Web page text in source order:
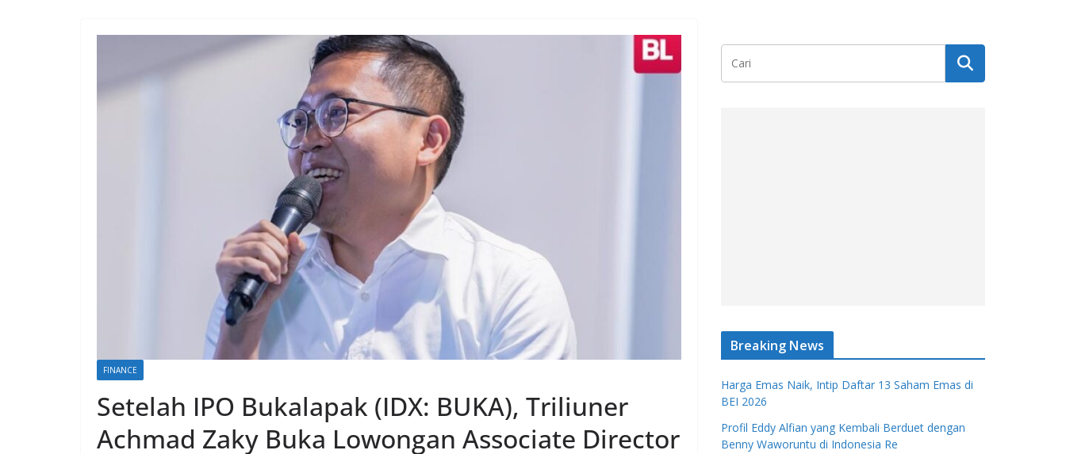
FINANCE
Setelah IPO Bukalapak (IDX: BUKA), Triliuner
Achmad Zaky Buka Lowongan Associate Director
Breaking News
Harga Emas Naik, Intip Daftar 13 Saham Emas di
BEI 2026
Profil Eddy Alfian yang Kembali Berduet dengan
Benny Waworuntu di Indonesia Re